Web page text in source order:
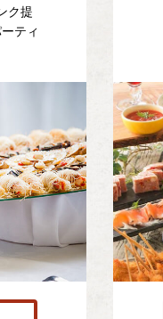
ク提
ティ